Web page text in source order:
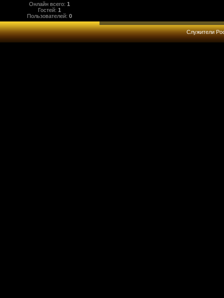
Онлайн всего:1
Гостей:1
Пользователей:0
Служители